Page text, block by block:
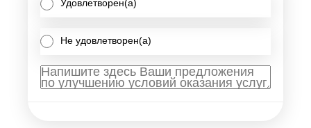
Удовлетворен(а)
Не удовлетворен(а)